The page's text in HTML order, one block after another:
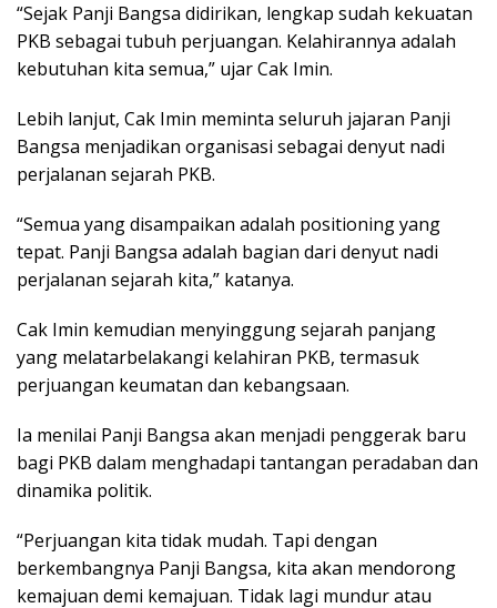
“Sejak Panji Bangsa didirikan, lengkap sudah kekuatan
PKB sebagai tubuh perjuangan. Kelahirannya adalah
kebutuhan kita semua,” ujar Cak Imin.
Lebih lanjut, Cak Imin meminta seluruh jajaran Panji
Bangsa menjadikan organisasi sebagai denyut nadi
perjalanan sejarah PKB.
“Semua yang disampaikan adalah positioning yang
tepat. Panji Bangsa adalah bagian dari denyut nadi
perjalanan sejarah kita,” katanya.
Cak Imin kemudian menyinggung sejarah panjang
yang melatarbelakangi kelahiran PKB, termasuk
perjuangan keumatan dan kebangsaan.
Ia menilai Panji Bangsa akan menjadi penggerak baru
bagi PKB dalam menghadapi tantangan peradaban dan
dinamika politik.
“Perjuangan kita tidak mudah. Tapi dengan
berkembangnya Panji Bangsa, kita akan mendorong
kemajuan demi kemajuan. Tidak lagi mundur atau